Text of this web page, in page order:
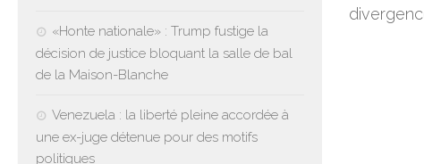
«Honte nationale» : Trump fustige la
décision de justice bloquant la salle de bal
de la Maison-Blanche
Venezuela : la liberté pleine accordée à
une ex-juge détenue pour des motifs
politiques